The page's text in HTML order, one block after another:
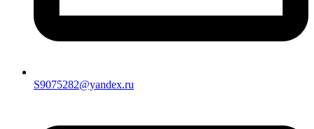
S9075282@yandex.ru